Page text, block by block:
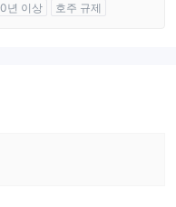
년 이상
호주 규제